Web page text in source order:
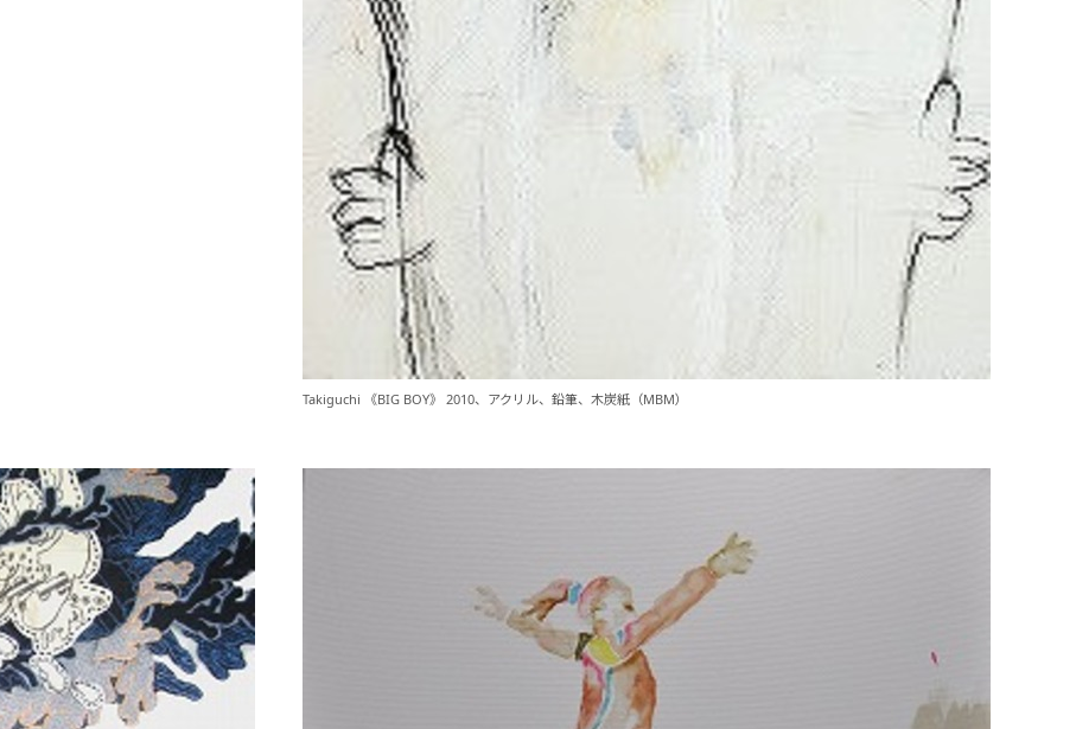
Takiguchi 《BIG BOY》 2010、アクリル、鉛筆、木炭紙（MBM）